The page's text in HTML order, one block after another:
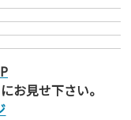
お見せ下さい。